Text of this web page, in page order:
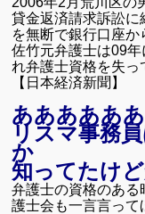
貸金返済請求訴訟に
を無断で銀行口座か
佐竹元弁護士は09
れ弁護士資格を失っ
【日本経済新聞】
あああああ
リスマ事務
か
知ってたけ
弁護士の資格のあ
護士会も一言言って